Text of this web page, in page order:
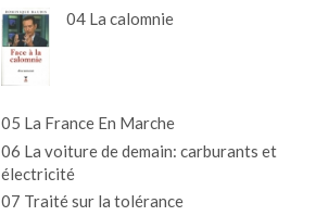
04 La calomnie
05 La France En Marche
06 La voiture de demain: carburants et
électricité
07 Traité sur la tolérance